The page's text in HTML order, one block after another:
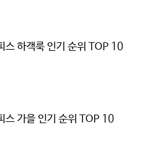
스 하객룩 인기 순위 TOP 10
스 가을 인기 순위 TOP 10